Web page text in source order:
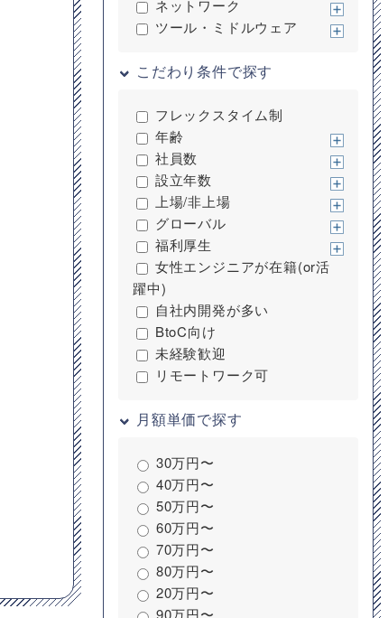
ネットワーク
ツール・ミドルウェア
こだわり条件で探す
フレックスタイム制
年齢
社員数
設立年数
上場/非上場
グローバル
福利厚生
女性エンジニアが在籍(or活
躍中)
自社内開発が多い
BtoC向け
未経験歓迎
リモートワーク可
月額単価で探す
30万円〜
40万円〜
50万円〜
60万円〜
70万円〜
80万円〜
20万円〜
90万円〜